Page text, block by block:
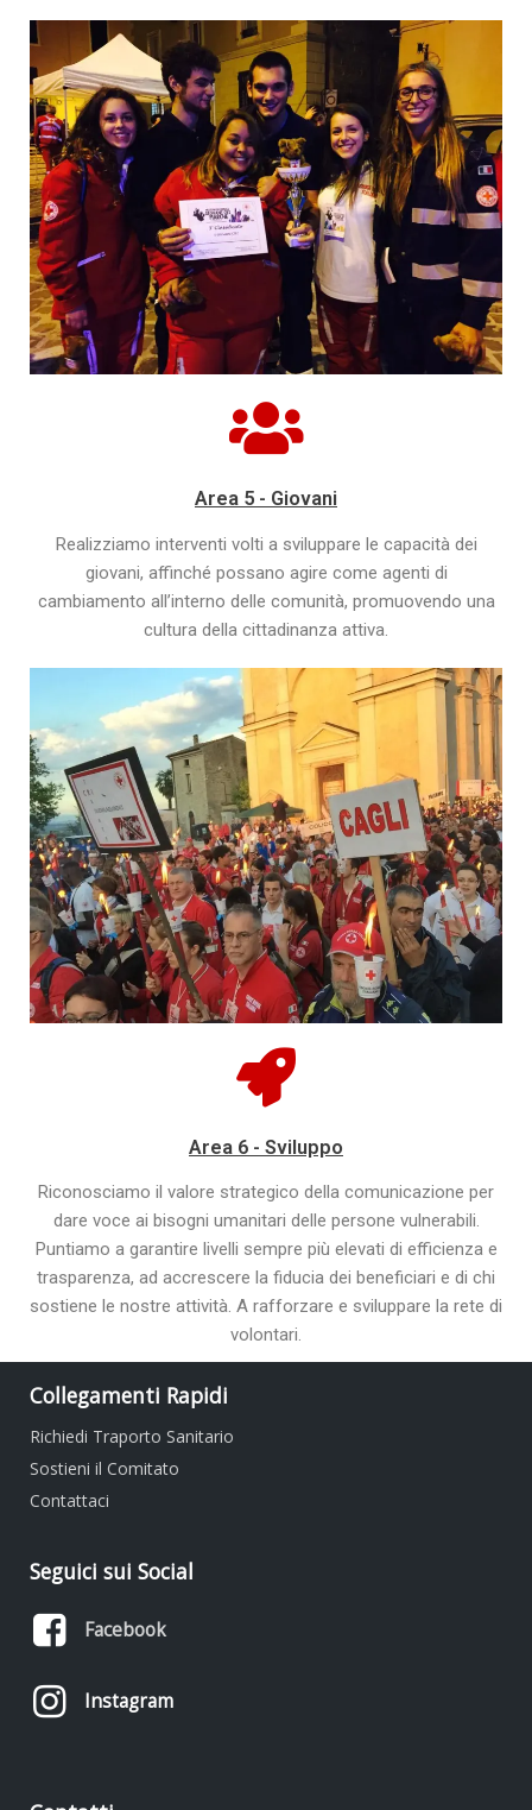
Area 5 - Giovani
Realizziamo interventi volti a sviluppare le capacità dei
giovani, affinché possano agire come agenti di
cambiamento all’interno delle comunità, promuovendo una
cultura della cittadinanza attiva.
Area 6 - Sviluppo
Riconosciamo il valore strategico della comunicazione per
dare voce ai bisogni umanitari delle persone vulnerabili.
Puntiamo a garantire livelli sempre più elevati di efficienza e
trasparenza, ad accrescere la fiducia dei beneficiari e di chi
sostiene le nostre attività. A rafforzare e sviluppare la rete di
volontari.
Collegamenti Rapidi
Richiedi Traporto Sanitario
Sostieni il Comitato
Contattaci
Seguici sui Social
Facebook
Instagram